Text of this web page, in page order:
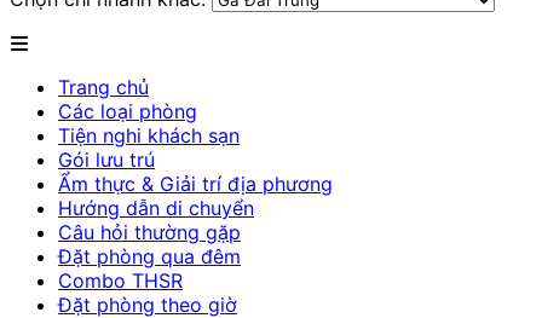
Trang chủ
Các loại phòng
Tiện nghi khách sạn
Gói lưu trú
Ẩm thực & Giải trí địa phương
Hướng dẫn di chuyển
Câu hỏi thường gặp
Đặt phòng qua đêm
Combo THSR
Đặt phòng theo giờ